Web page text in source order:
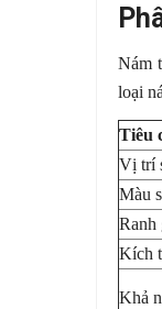
Nám
loại
Tiêu
Vị trí
Màu
Ranh
Kích
Khả